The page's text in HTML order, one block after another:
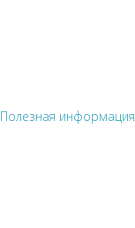
Полезная информация